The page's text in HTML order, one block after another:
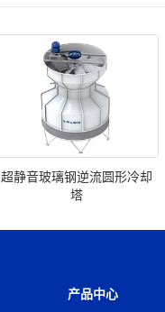
超静音玻璃钢逆流圆形冷却
塔
产品中心